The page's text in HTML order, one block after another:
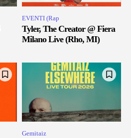
EVENTI (Rap
Tyler, The Creator @ Fiera
Milano Live (Rho, MI)
Gemitaiz